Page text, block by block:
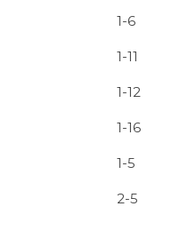
1-6
1-11
1-12
1-16
1-5
2-5